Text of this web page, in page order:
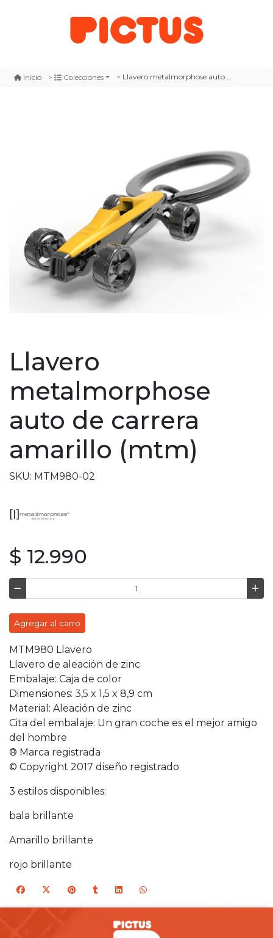
Inicio Colecciones Llavero metalmorphose auto de carrera amarillo (mtm)
Llavero
metalmorphose
auto de carrera
amarillo (mtm)
SKU: MTM980-02
$ 12.990
Agregar al carro
MTM980 Llavero
Llavero de aleación de zinc
Embalaje: Caja de color
Dimensiones: 3,5 x 1,5 x 8,9 cm
Material: Aleación de zinc
Cita del embalaje: Un gran coche es el mejor amigo
del hombre
® Marca registrada
© Copyright 2017 diseño registrado
3 estilos disponibles:
bala brillante
Amarillo brillante
rojo brillante